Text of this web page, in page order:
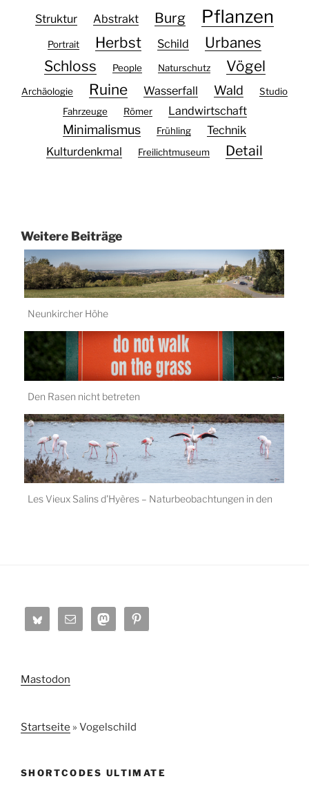
Struktur Abstrakt Burg Pflanzen
Portrait Herbst Schild
Urbanes
Schloss
People Naturschutz Vögel
Archäologie Ruine Wasserfall Wald
Studio
Fahrzeuge
Römer Landwirtschaft
Minimalismus Frühling
Technik
Kulturdenkmal
Freilichtmuseum Detail
Weitere Beiträge
Neunkircher Höhe
Oktober 8, 2018
Den Rasen nicht betreten
Juni 12, 2022
Les Vieux Salins d'Hyères – Naturbeobachtungen in den
Mastodon
Startseite » Vogelschild
SHORTCODES ULTIMATE